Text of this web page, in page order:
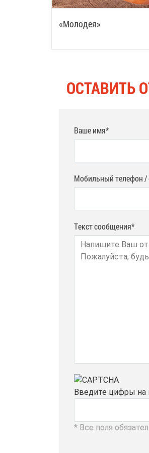
«Молодея»
ОСТАВИТЬ
Ваше имя*
Мобильный телефон /
Текст сообщения*
Введите цифры на
* Все поля